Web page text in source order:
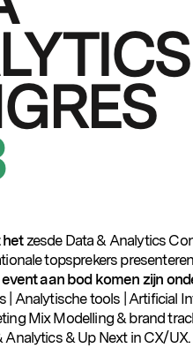
het zesde Data & Analytics
topsprekers
aan bod komen zijn
| Analytische tools | Artificial
Mix Modelling & brand
Analytics & Up Next in CX/UX.